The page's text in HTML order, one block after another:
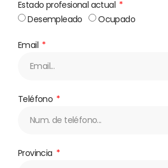
Estado profesional actual
Desempleado
Ocupado
Email
Teléfono
Provincia